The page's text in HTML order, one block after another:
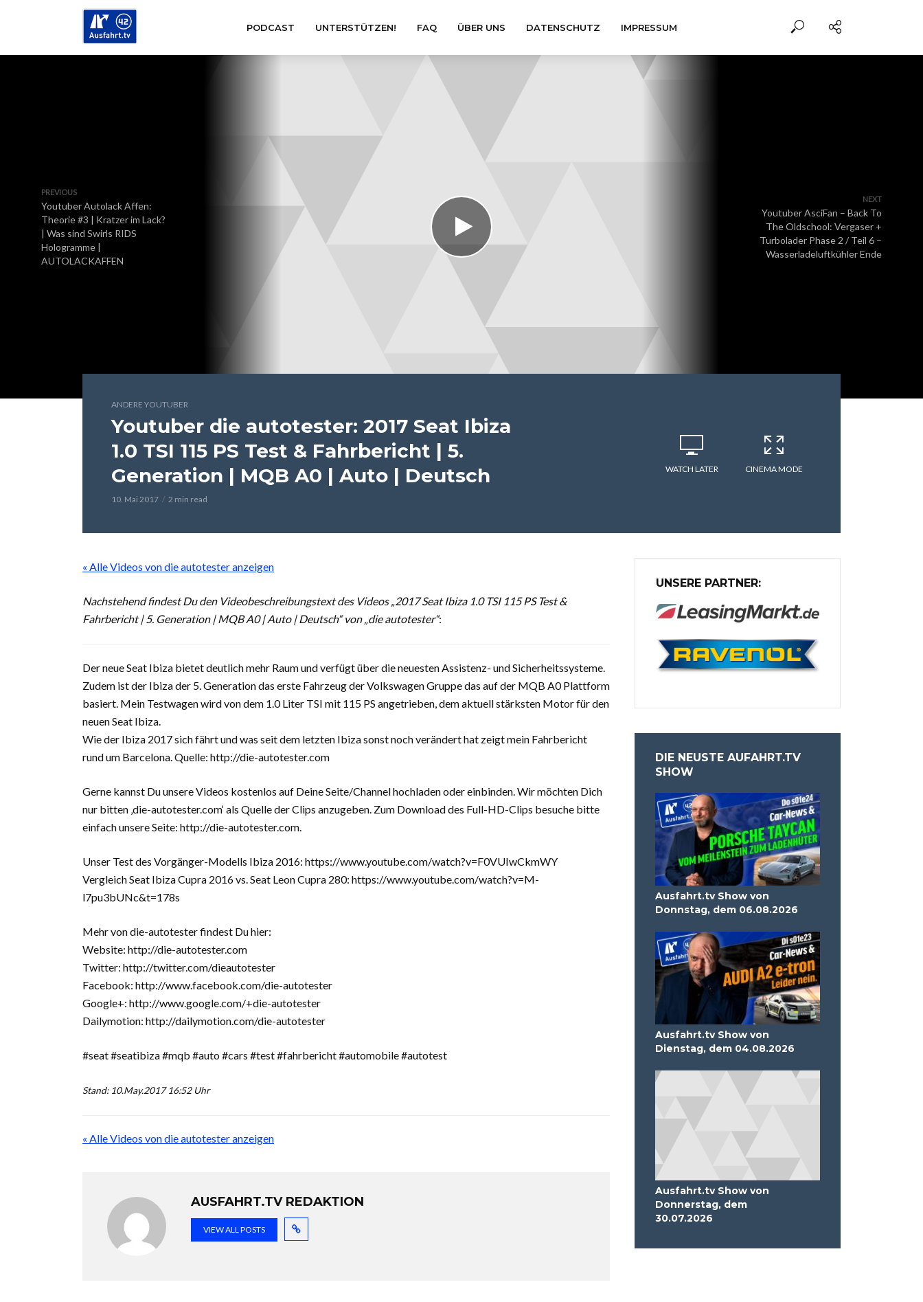
PODCAST UNTERSTÜTZEN! FAQ ÜBER UNS DATENSCHUTZ IMPRESSUM
PREVIOUS
Youtuber Autolack Affen:
Theorie #3 | Kratzer im Lack?
| Was sind Swirls RIDS
Hologramme |
AUTOLACKAFFEN
NEXT
Youtuber AsciFan – Back To
The Oldschool: Vergaser +
Turbolader Phase 2 / Teil 6 –
Wasserladeluftkühler Ende
ANDERE YOUTUBER
Youtuber die autotester: 2017 Seat Ibiza
1.0 TSI 115 PS Test & Fahrbericht | 5.
Generation | MQB A0 | Auto | Deutsch
10. Mai 2017 2 min read
WATCH LATER CINEMA MODE
« Alle Videos von die autotester anzeigen
Nachstehend findest Du den Videobeschreibungstext des Videos „2017 Seat Ibiza 1.0 TSI 115 PS Test &
Fahrbericht | 5. Generation | MQB A0 | Auto | Deutsch“ von „die autotester“:
Der neue Seat Ibiza bietet deutlich mehr Raum und verfügt über die neuesten Assistenz- und Sicherheitssysteme.
Zudem ist der Ibiza der 5. Generation das erste Fahrzeug der Volkswagen Gruppe das auf der MQB A0 Plattform
basiert. Mein Testwagen wird von dem 1.0 Liter TSI mit 115 PS angetrieben, dem aktuell stärksten Motor für den
neuen Seat Ibiza.
Wie der Ibiza 2017 sich fährt und was seit dem letzten Ibiza sonst noch verändert hat zeigt mein Fahrbericht
rund um Barcelona. Quelle: http://die-autotester.com
Gerne kannst Du unsere Videos kostenlos auf Deine Seite/Channel hochladen oder einbinden. Wir möchten Dich
nur bitten ‚die-autotester.com‘ als Quelle der Clips anzugeben. Zum Download des Full-HD-Clips besuche bitte
einfach unsere Seite: http://die-autotester.com.
Unser Test des Vorgänger-Modells Ibiza 2016: https://www.youtube.com/watch?v=F0VUIwCkmWY
Vergleich Seat Ibiza Cupra 2016 vs. Seat Leon Cupra 280: https://www.youtube.com/watch?v=M-
l7pu3bUNc&t=178s
Mehr von die-autotester findest Du hier:
Website: http://die-autotester.com
Twitter: http://twitter.com/dieautotester
Facebook: http://www.facebook.com/die-autotester
Google+: http://www.google.com/+die-autotester
Dailymotion: http://dailymotion.com/die-autotester
#seat #seatibiza #mqb #auto #cars #test #fahrbericht #automobile #autotest
Stand: 10.May.2017 16:52 Uhr
« Alle Videos von die autotester anzeigen
AUSFAHRT.TV REDAKTION
VIEW ALL POSTS
UNSERE PARTNER:
DIE NEUSTE AUFAHRT.TV
SHOW
Ausfahrt.tv Show von
Donnstag, dem 06.08.2026
Ausfahrt.tv Show von
Dienstag, dem 04.08.2026
Ausfahrt.tv Show von
Donnerstag, dem
30.07.2026